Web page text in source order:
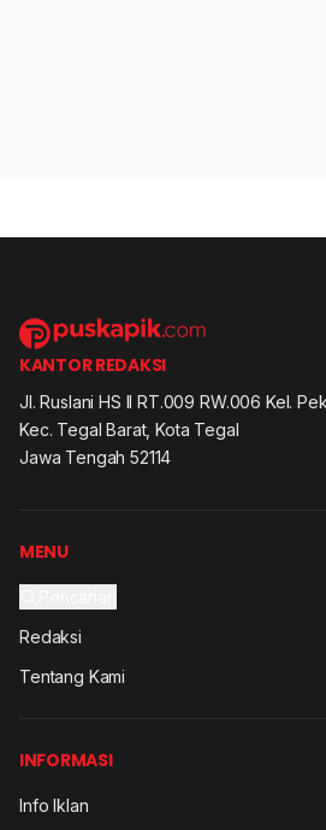
KANTOR REDAKSI
Jl. Ruslani HS II RT.009 RW.006 Kel.
Kec. Tegal Barat, Kota Tegal
Jawa Tengah 52114
MENU
Redaksi
Tentang Kami
INFORMASI
Info Iklan